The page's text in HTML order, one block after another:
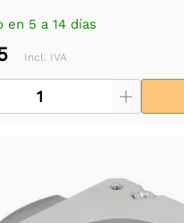
en 5 a 14 días
Incl. IVA